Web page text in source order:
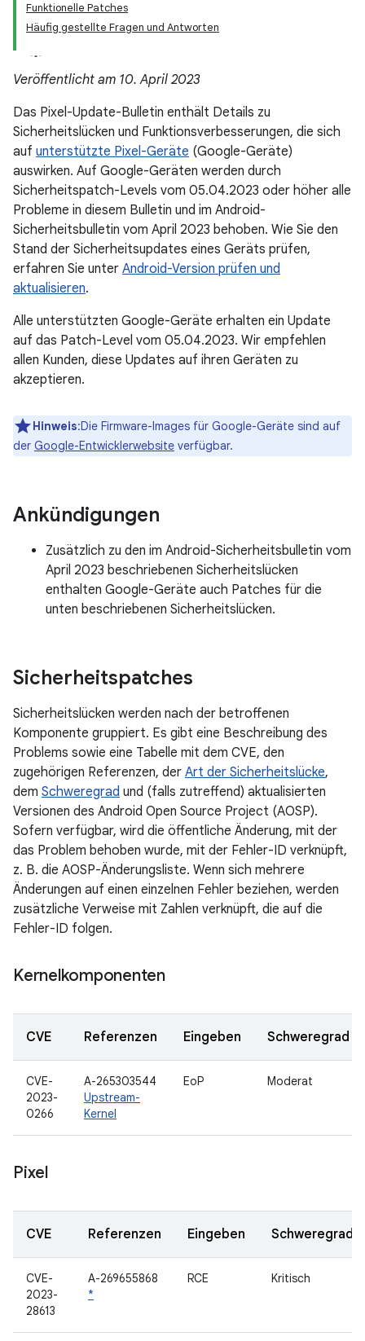
Funktionelle Patches
Häufig gestellte Fragen und Antworten
Veröffentlicht am 10. April 2023
Das Pixel-Update-Bulletin enthält Details zu
Sicherheitslücken und Funktionsverbesserungen, die sich
auf unterstützte Pixel-Geräte (Google-Geräte)
auswirken. Auf Google-Geräten werden durch
Sicherheitspatch-Levels vom 05.04.2023 oder höher alle
Probleme in diesem Bulletin und im Android-
Sicherheitsbulletin vom April 2023 behoben. Wie Sie den
Stand der Sicherheitsupdates eines Geräts prüfen,
erfahren Sie unter Android-Version prüfen und
aktualisieren.
Alle unterstützten Google-Geräte erhalten ein Update
auf das Patch-Level vom 05.04.2023. Wir empfehlen
allen Kunden, diese Updates auf ihren Geräten zu
akzeptieren.
Hinweis:Die Firmware-Images für Google-Geräte sind auf
der Google-Entwicklerwebsite verfügbar.
Ankündigungen
Zusätzlich zu den im Android-Sicherheitsbulletin vom
April 2023 beschriebenen Sicherheitslücken
enthalten Google-Geräte auch Patches für die
unten beschriebenen Sicherheitslücken.
Sicherheitspatches
Sicherheitslücken werden nach der betroffenen
Komponente gruppiert. Es gibt eine Beschreibung des
Problems sowie eine Tabelle mit dem CVE, den
zugehörigen Referenzen, der Art der Sicherheitslücke,
dem Schweregrad und (falls zutreffend) aktualisierten
Versionen des Android Open Source Project (AOSP).
Sofern verfügbar, wird die öffentliche Änderung, mit der
das Problem behoben wurde, mit der Fehler-ID verknüpft,
z. B. die AOSP-Änderungsliste. Wenn sich mehrere
Änderungen auf einen einzelnen Fehler beziehen, werden
zusätzliche Verweise mit Zahlen verknüpft, die auf die
Fehler-ID folgen.
Kernelkomponenten
CVE Referenzen Eingeben Schweregrad
CVE-
2023-
0266
A-265303544
Upstream-
Kernel
EoP Moderat
Pixel
CVE Referenzen Eingeben Schweregrad
CVE-
2023-
28613
A-269655868
*
RCE Kritisch